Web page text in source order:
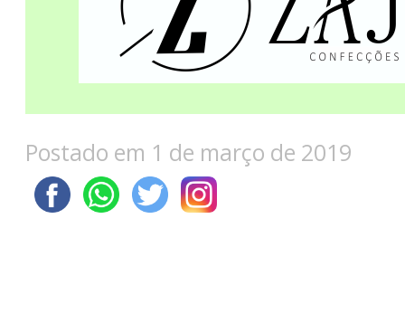
Postado em 1 de março de 2019